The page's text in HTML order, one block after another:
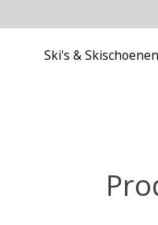
Ski's & Skischoenen